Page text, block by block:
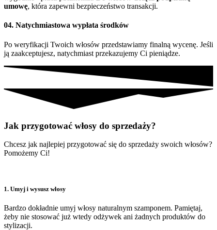
umowę, która zapewni bezpieczeństwo transakcji.
04. Natychmiastowa wypłata środków
Po weryfikacji Twoich włosów przedstawiamy finalną wycenę. Jeśli
ją zaakceptujesz, natychmiast przekazujemy Ci pieniądze.
Jak przygotować włosy do sprzedaży?
Chcesz jak najlepiej przygotować się do sprzedaży swoich włosów?
Pomożemy Ci!
1. Umyj i wysusz włosy
Bardzo dokładnie umyj włosy naturalnym szamponem. Pamiętaj,
żeby nie stosować już wtedy odżywek ani żadnych produktów do
stylizacji.